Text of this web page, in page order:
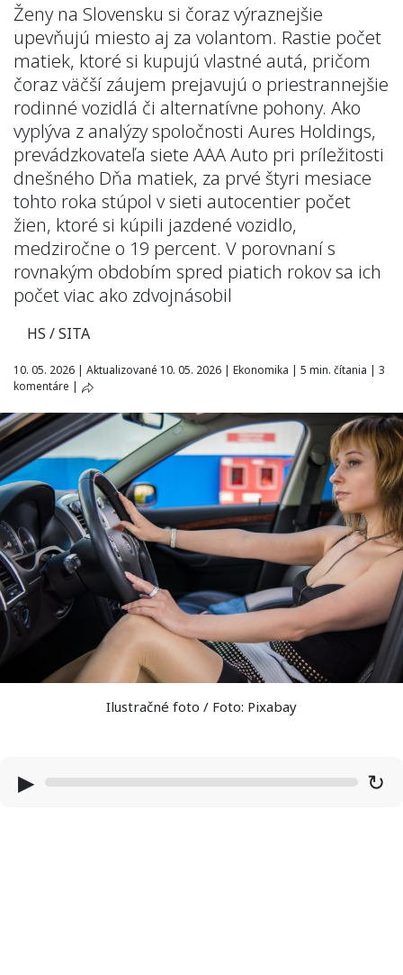
Ženy na Slovensku si čoraz výraznejšie
upevňujú miesto aj za volantom. Rastie počet
matiek, ktoré si kupujú vlastné autá, pričom
čoraz väčší záujem prejavujú o priestrannejšie
rodinné vozidlá či alternatívne pohony. Ako
vyplýva z analýzy spoločnosti Aures Holdings,
prevádzkovateľa siete AAA Auto pri príležitosti
dnešného Dňa matiek, za prvé štyri mesiace
tohto roka stúpol v sieti autocentier počet
žien, ktoré si kúpili jazdené vozidlo,
medziročne o 19 percent. V porovnaní s
rovnakým obdobím spred piatich rokov sa ich
počet viac ako zdvojnásobil
HS / SITA
10. 05. 2026 | Aktualizované 10. 05. 2026 | Ekonomika | 5 min. čítania | 3
komentáre |
Ilustračné foto / Foto: Pixabay
▶ ↻